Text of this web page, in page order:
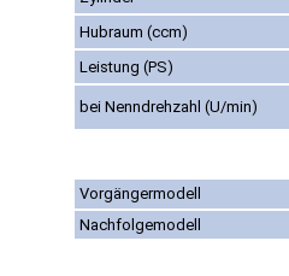
Hubraum (ccm)
Leistung (PS)
bei Nenndrehzahl (U/min)
Vorgängermodell
Nachfolgemodell